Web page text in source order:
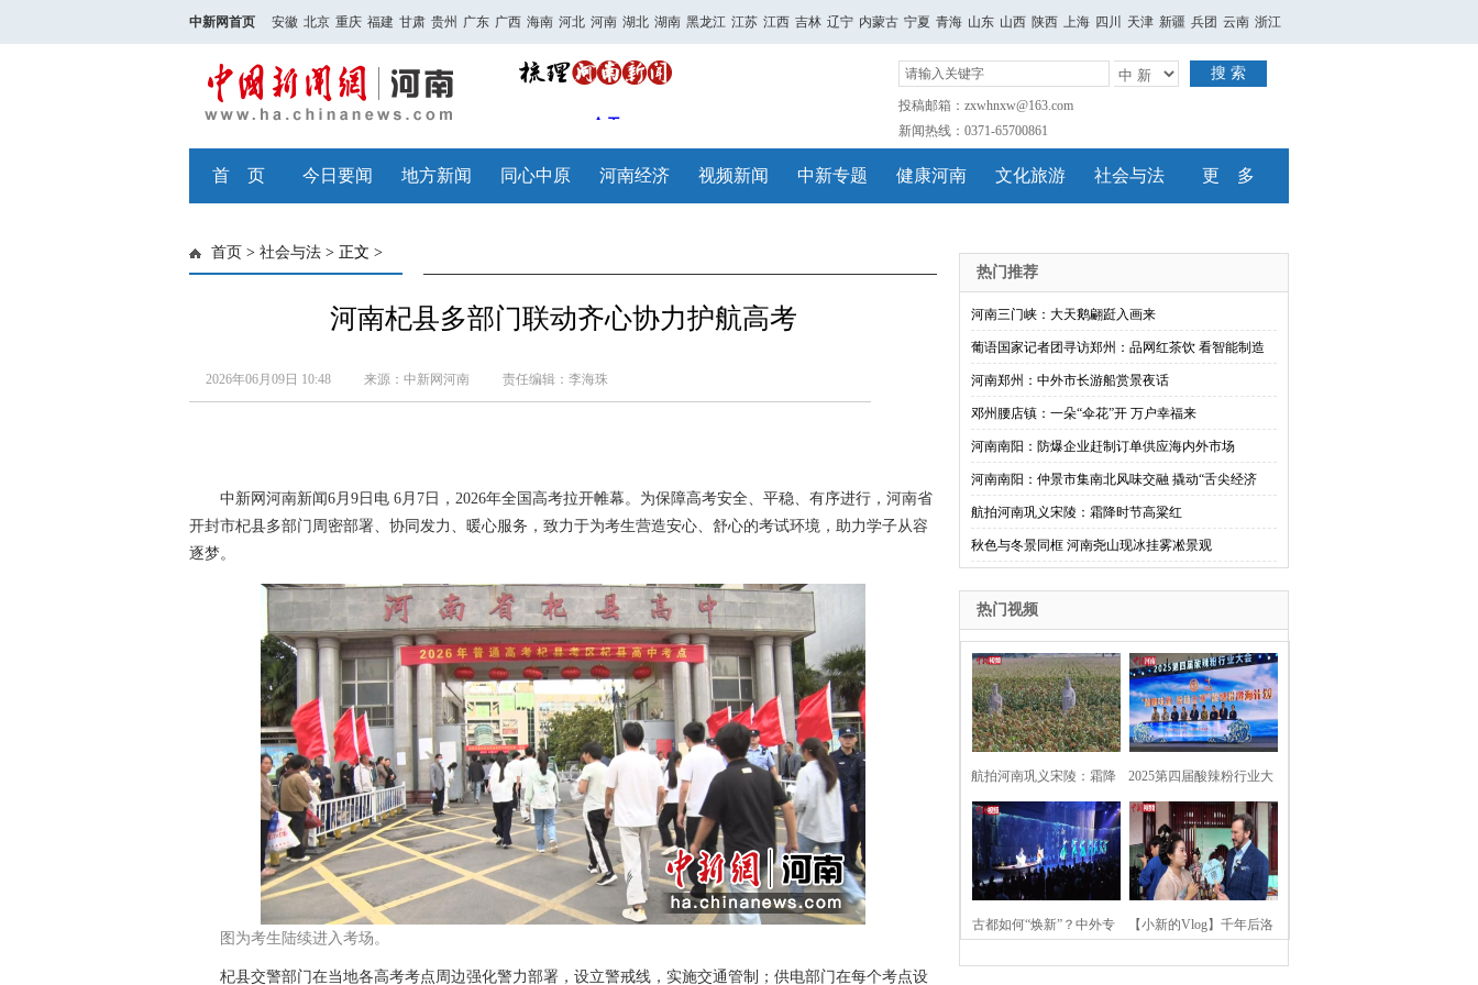
中新网首页 安徽 北京 重庆 福建 甘肃 贵州 广东 广西 海南 河北 河南 湖北 湖南 黑龙江 江苏 江西 吉林 辽宁 内蒙古 宁夏 青海 山东 山西 陕西 上海 四川 天津 新疆 兵团 云南 浙江
搜 索
投稿邮箱：zxwhnxw@163.com
新闻热线：0371-65700861
首 页 今日要闻 地方新闻 同心中原 河南经济 视频新闻 中新专题 健康河南 文化旅游 社会与法 更 多
首页 > 社会与法 > 正文 >
河南杞县多部门联动齐心协力护航高考
2026年06月09日 10:48 来源：中新网河南 责任编辑：李海珠
中新网河南新闻6月9日电 6月7日，2026年全国高考拉开帷幕。为保障高考安全、平稳、有序进行，河南省
开封市杞县多部门周密部署、协同发力、暖心服务，致力于为考生营造安心、舒心的考试环境，助力学子从容
逐梦。
图为考生陆续进入考场。
杞县交警部门在当地各高考考点周边强化警力部署，设立警戒线，实施交通管制；供电部门在每个考点设
热门推荐
河南三门峡：大天鹅翩跹入画来
葡语国家记者团寻访郑州：品网红茶饮 看智能制造
河南郑州：中外市长游船赏景夜话
邓州腰店镇：一朵“伞花”开 万户幸福来
河南南阳：防爆企业赶制订单供应海内外市场
河南南阳：仲景市集南北风味交融 撬动“舌尖经济
航拍河南巩义宋陵：霜降时节高粱红
秋色与冬景同框 河南尧山现冰挂雾凇景观
热门视频
航拍河南巩义宋陵：霜降
时节高粱红
2025第四届酸辣粉行业大
会在河南开封举行
古都如何“焕新”？中外专 【小新的Vlog】千年后洛